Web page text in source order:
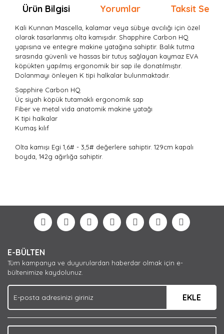
Ürün Bilgisi Yorumlar Taksit
Kali Kunnan Mascella, kalamar veya sübye avcılığı için özel
olarak tasarlanmış olta kamışıdır. Shapphire Carbon HQ
yapısına ve entegre makine yatağına sahiptir. Balık tutma
sırasında güvenli ve hassas bir tutuş sağlayan kaymaz EVA
köpükten yapılmış ergonomik bir sap ile donatılmıştır.
Dolanmayı önleyen K tipi halkalar bulunmaktadır.
Sapphire Carbon HQ
Üç siyah köpük tutamaklı ergonomik sap
Fiber ve metal vida anatomik makine yatağı
K tipi halkalar
Kumaş kılıf
Olta kamışı Egi 1,6# - 3,5# değerlere sahiptir. 129cm kapalı
boyda, 142g ağırlığa sahiptir.
Yorum Yaz
formunu kullanarak tarafımıza iletebilirsiniz.
Görüş ve önerileriniz için teşekkür ederiz.
Ürün açıklamasında eksik bilgiler bulunuyor.
Ürün bilgilerinde hatalar bulunuyor.
Ürün fiyatı diğer sitelerden daha pahalı.
Bu ürüne benzer farklı alternatifler olmalı.
E-BÜLTEN
Tüm kampanya ve duyurulardan haberdar olmak için e-
bültenimize kaydolunuz.
EKLE